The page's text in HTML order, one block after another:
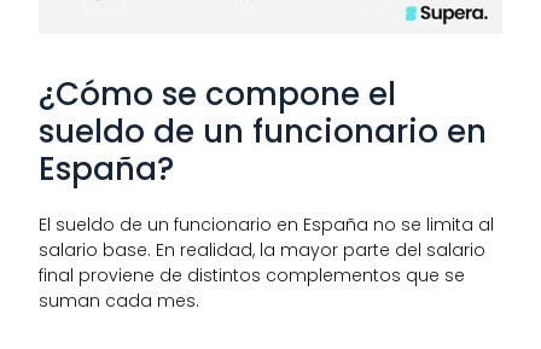
¿Cómo se compone el
sueldo de un funcionario en
España?
El sueldo de un funcionario en España no se limita al
salario base. En realidad, la mayor parte del salario
final proviene de distintos complementos que se
suman cada mes.